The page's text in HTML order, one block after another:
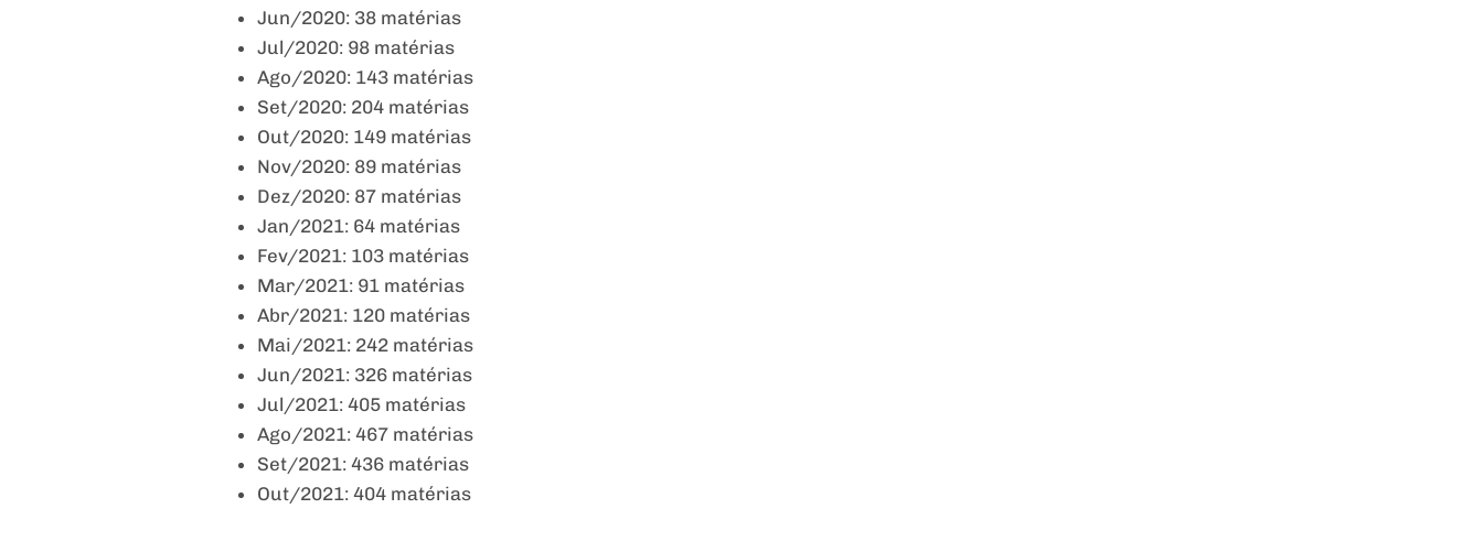
Jun/2020: 38 matérias
Jul/2020: 98 matérias
Ago/2020: 143 matérias
Set/2020: 204 matérias
Out/2020: 149 matérias
Nov/2020: 89 matérias
Dez/2020: 87 matérias
Jan/2021: 64 matérias
Fev/2021: 103 matérias
Mar/2021: 91 matérias
Abr/2021: 120 matérias
Mai/2021: 242 matérias
Jun/2021: 326 matérias
Jul/2021: 405 matérias
Ago/2021: 467 matérias
Set/2021: 436 matérias
Out/2021: 404 matérias